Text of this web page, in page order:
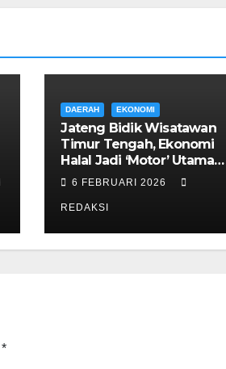
DAERAH EKONOMI
Jateng Bidik Wisatawan
Timur Tengah, Ekonomi
Halal Jadi ‘Motor’ Utama
Pembangunan 2027
6 FEBRUARI 2026
REDAKSI
*